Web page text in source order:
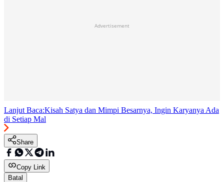
Advertisement
Lanjut Baca:Kisah Satya dan Mimpi Besarnya, Ingin Karyanya Ada
di Setiap Mal
Share
Copy Link
Batal